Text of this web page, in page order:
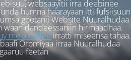
websaayitii irra deebinee
humna haarayaan itti fufsiisuun
gootanii Website Nuuralhudaa
dandeessaniin hirmaadhaa.
me a coffeeirratti miseensa tahaa.
Oromiyaa irraa Nuuralhudaa
feetan